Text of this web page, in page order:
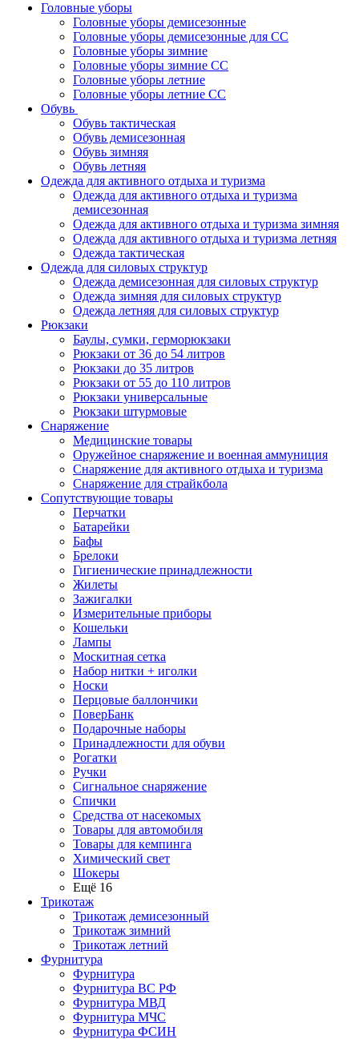
Головные уборы
Головные уборы демисезонные
Головные уборы демисезонные для СС
Головные уборы зимние
Головные уборы зимние СС
Головные уборы летние
Головные уборы летние СС
Обувь
Обувь тактическая
Обувь демисезонная
Обувь зимняя
Обувь летняя
Одежда для активного отдыха и туризма
Одежда для активного отдыха и туризма
демисезонная
Одежда для активного отдыха и туризма зимняя
Одежда для активного отдыха и туризма летняя
Одежда тактическая
Одежда для силовых структур
Одежда демисезонная для силовых структур
Одежда зимняя для силовых структур
Одежда летняя для силовых структур
Рюкзаки
Баулы, сумки, герморюкзаки
Рюкзаки от 36 до 54 литров
Рюкзаки до 35 литров
Рюкзаки от 55 до 110 литров
Рюкзаки универсальные
Рюкзаки штурмовые
Снаряжение
Медицинские товары
Оружейное снаряжение и военная аммуниция
Снаряжение для активного отдыха и туризма
Снаряжение для страйкбола
Сопутствующие товары
Перчатки
Батарейки
Бафы
Брелоки
Гигиенические принадлежности
Жилеты
Зажигалки
Измерительные приборы
Кошельки
Лампы
Москитная сетка
Набор нитки + иголки
Носки
Перцовые баллончики
ПоверБанк
Подарочные наборы
Принадлежности для обуви
Рогатки
Ручки
Сигнальное снаряжение
Спички
Средства от насекомых
Товары для автомобиля
Товары для кемпинга
Химический свет
Шокеры
Ещё 16
Трикотаж
Трикотаж демисезонный
Трикотаж зимний
Трикотаж летний
Фурнитура
Фурнитура
Фурнитура ВС РФ
Фурнитура МВД
Фурнитура МЧС
Фурнитура ФСИН